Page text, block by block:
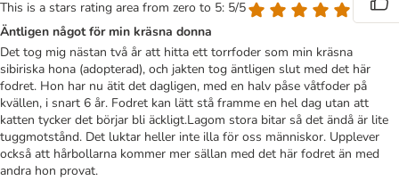
This is a stars rating area from zero to 5: 5/5
Äntligen något för min kräsna donna
Det tog mig nästan två år att hitta ett torrfoder som min kräsna
sibiriska hona (adopterad), och jakten tog äntligen slut med det här
fodret. Hon har nu ätit det dagligen, med en halv påse våtfoder på
kvällen, i snart 6 år. Fodret kan lätt stå framme en hel dag utan att
katten tycker det börjar bli äckligt.Lagom stora bitar så det ändå är lite
tuggmotstånd. Det luktar heller inte illa för oss människor. Upplever
också att hårbollarna kommer mer sällan med det här fodret än med
andra hon provat.